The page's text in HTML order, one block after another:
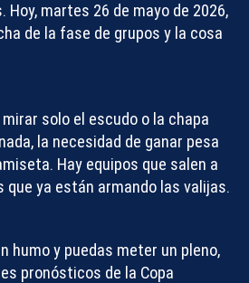
Hoy, martes 26 de mayo de 2026,
de la fase de grupos y la cosa
solo el escudo o la chapa
la necesidad de ganar pesa
Hay equipos que salen a
que ya están armando las valijas.
humo y puedas meter un pleno,
pronósticos de la Copa